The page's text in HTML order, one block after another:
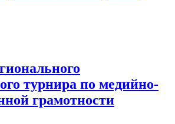
турнира по медийно-
грамотности